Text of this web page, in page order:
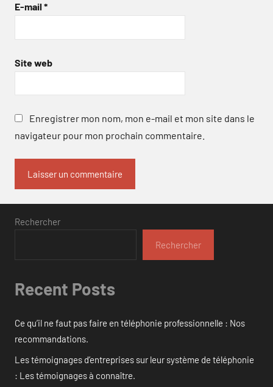
E-mail *
Site web
Enregistrer mon nom, mon e-mail et mon site dans le
navigateur pour mon prochain commentaire.
Rechercher
Rechercher
Recent Posts
Ce qu’il ne faut pas faire en téléphonie professionnelle : Nos
recommandations.
Les témoignages d’entreprises sur leur système de téléphonie
: Les témoignages à connaître.